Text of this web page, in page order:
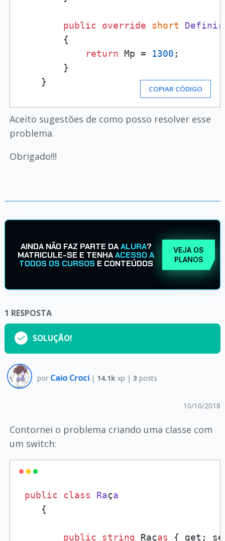
public override short
        {
return Mp = 1300 ;
        }
    }
COPIAR CÓDIGO
Aceito sugestões de como posso resolver esse
problema.
Obrigado!!!
AINDA NÃO FAZ PARTE DAALURA?
MATRICULE-SE E TENHAACESSO A
TODOS OS CURSOS E CONTEÚDOS
VEJA OS
PLANOS
1 RESPOSTA
SOLUÇÃO!
por Caio Croci | 14.1k xp |3 posts
10/10/2018
Contornei o problema criando uma classe com
um switch:
public class Raça
{
public string Raças { get;